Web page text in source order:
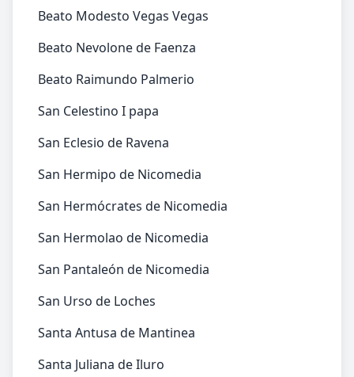
Beato Modesto Vegas Vegas
Beato Nevolone de Faenza
Beato Raimundo Palmerio
San Celestino I papa
San Eclesio de Ravena
San Hermipo de Nicomedia
San Hermócrates de Nicomedia
San Hermolao de Nicomedia
San Pantaleón de Nicomedia
San Urso de Loches
Santa Antusa de Mantinea
Santa Juliana de Iluro